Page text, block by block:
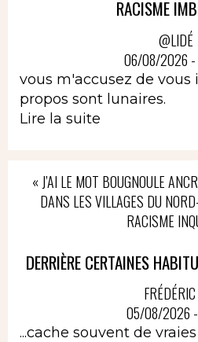
RACISME
@LIDÉ
06/08/2026 -
vous m'accusez de vous
propos sont lunaires.
Lire la suite
« J’AI LE MOT BOUGNOULE
DANS LES VILLAGES DU
RACISME
DERRIÈRE CERTAINES
05/08/2026 -
...cache souvent de